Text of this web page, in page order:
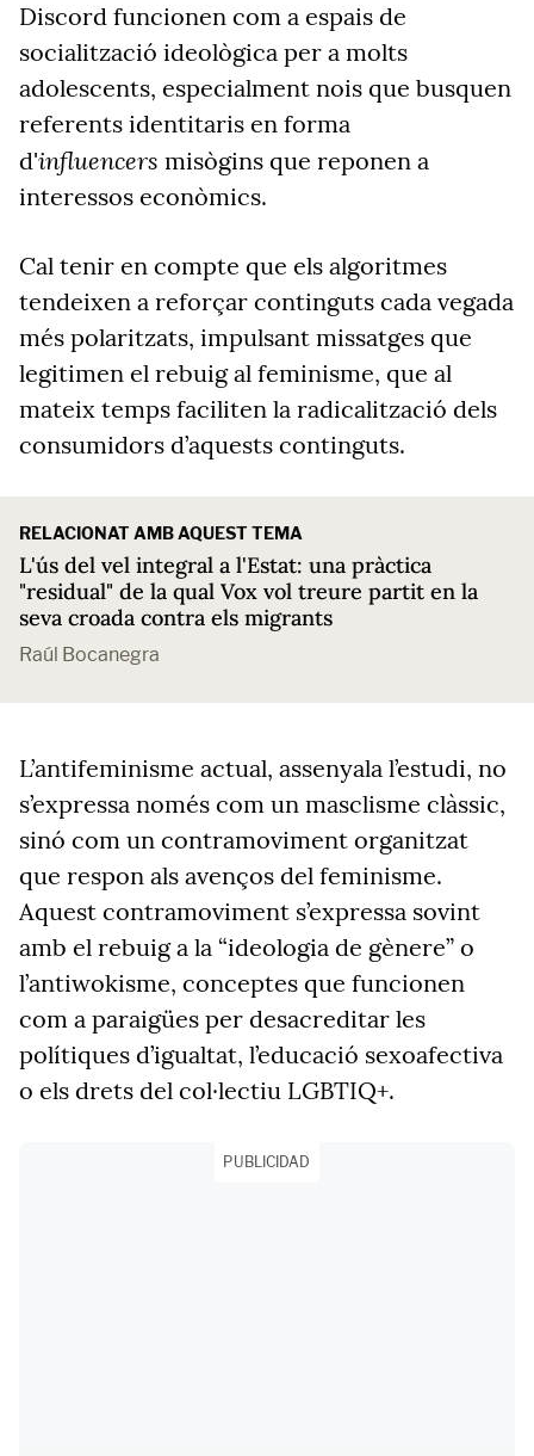
Discord funcionen com a espais de
socialització ideològica per a molts
adolescents, especialment nois que busquen
referents identitaris en forma
d'influencers misògins que reponen a
interessos econòmics.
Cal tenir en compte que els algoritmes
tendeixen a reforçar continguts cada vegada
més polaritzats, impulsant missatges que
legitimen el rebuig al feminisme, que al
mateix temps faciliten la radicalització dels
consumidors d’aquests continguts.
RELACIONAT AMB AQUEST TEMA
L'ús del vel integral a l'Estat: una pràctica
"residual" de la qual Vox vol treure partit en la
seva croada contra els migrants
Raúl Bocanegra
L’antifeminisme actual, assenyala l’estudi, no
s’expressa només com un masclisme clàssic,
sinó com un contramoviment organitzat
que respon als avenços del feminisme.
Aquest contramoviment s’expressa sovint
amb el rebuig a la “ideologia de gènere” o
l’antiwokisme, conceptes que funcionen
com a paraigües per desacreditar les
polítiques d’igualtat, l’educació sexoafectiva
o els drets del col·lectiu LGBTIQ+.
PUBLICIDAD